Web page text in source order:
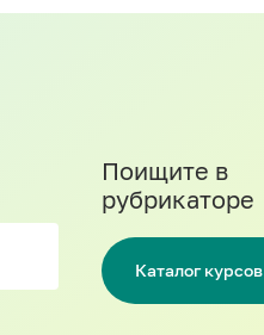
Поищите в
рубрикаторе
Каталог курсов